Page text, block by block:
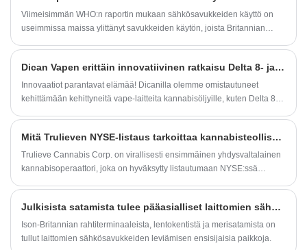
Viimeisimmän WHO:n raportin mukaan sähkösavukkeiden käyttö on
useimmissa maissa ylittänyt savukkeiden käytön, joista Britannian
maailmassa.
Dican Vapen erittäin innovatiivinen ratkaisu Delta 8- ja Delta 9 THC -öljyyn
Innovaatiot parantavat elämää! Dicanilla olemme omistautuneet
kehittämään kehittyneitä vape-laitteita kannabisöljyille, kuten Delta 8
tason Postless kertakäyttöiset höyryt - Ultra, tervetuloa ottamaan
yhteyttä saadaksesi tuotetietoja ja näytteitä kokeilua varten.
Mitä Trulieven NYSE-listaus tarkoittaa kannabisteollisuuden ja Vape-teknologian tulevaisuudelle
Trulieve Cannabis Corp. on virallisesti ensimmäinen yhdysvaltalainen
kannabisoperaattori, joka on hyväksytty listautumaan NYSE:ssä
tämä virstanpylväs osoittaa, että laillisen kannabiksen teollisuuden
hyväksynnät kasvavat institutionaalisesti, ja se voi nopeuttaa
investointeja, konsolidointia ja innovaatioita koko sektorilla.
Julkisista satamista tulee pääasialliset laittomien sähkösavukkeiden leviämispaikat Isossa-Britanniassa
Ison-Britannian rahtiterminaaleista, lentokentistä ja merisatamista on
tullut laittomien sähkösavukkeiden leviämisen ensisijaisia ​​paikkoja.